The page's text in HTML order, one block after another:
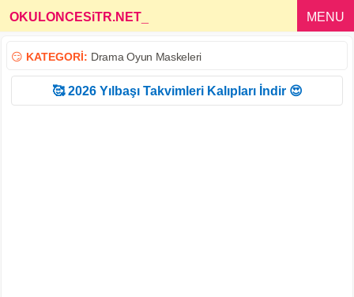
OKULONCESiTR.NET MENU
😏 KATEGORİ: Drama Oyun Maskeleri
🥰 2026 Yılbaşı Takvimleri Kalıpları İndir 😍